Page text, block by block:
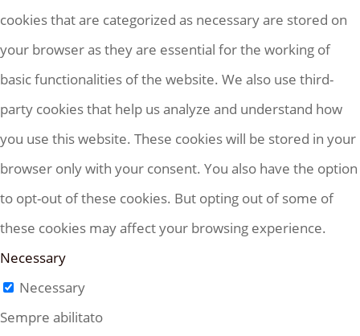
cookies that are categorized as necessary are stored on
your browser as they are essential for the working of
basic functionalities of the website. We also use third-
party cookies that help us analyze and understand how
you use this website. These cookies will be stored in your
browser only with your consent. You also have the option
to opt-out of these cookies. But opting out of some of
these cookies may affect your browsing experience.
Necessary
Necessary
Sempre abilitato